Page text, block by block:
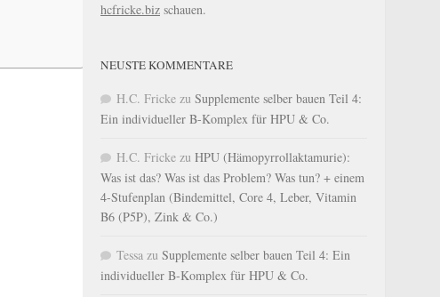
hcfricke.biz schauen.
NEUSTE KOMMENTARE
H.C. Fricke zu Supplemente selber bauen Teil 4:
Ein individueller B-Komplex für HPU & Co.
H.C. Fricke zu HPU (Hämopyrrollaktamurie):
Was ist das? Was ist das Problem? Was tun? + einem
4-Stufenplan (Bindemittel, Core 4, Leber, Vitamin
B6 (P5P), Zink & Co.)
Tessa zu Supplemente selber bauen Teil 4: Ein
individueller B-Komplex für HPU & Co.